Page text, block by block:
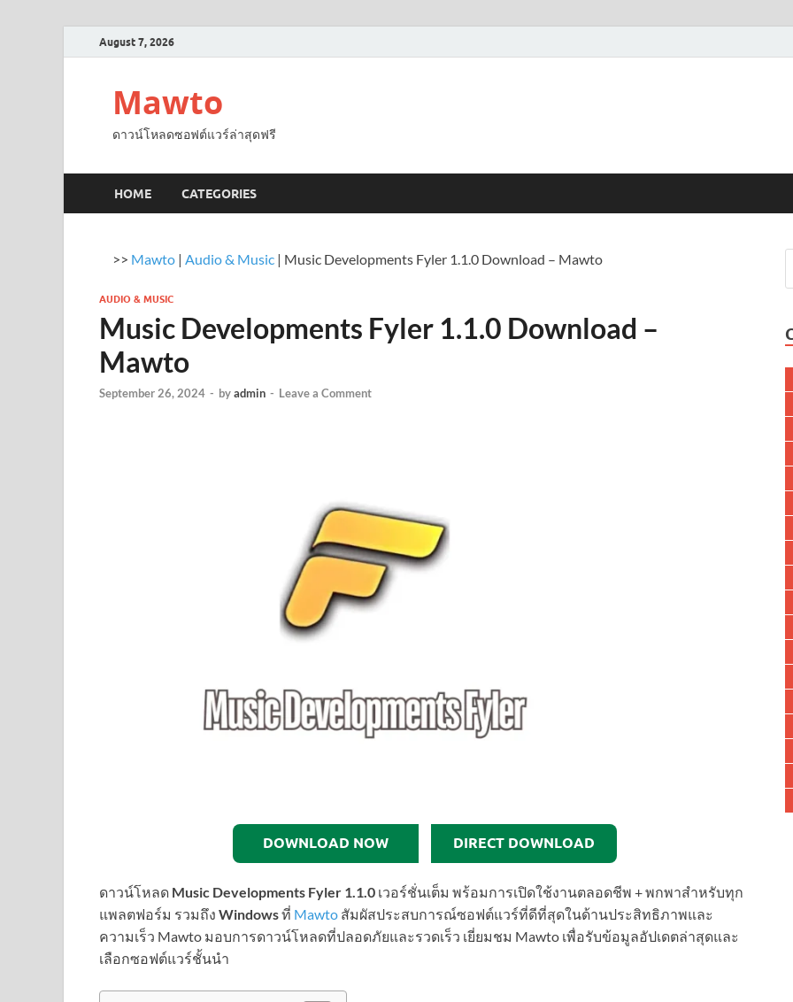
August 7, 2026
Mawto
ดาวน์โหลดซอฟต์แวร์ล่าสุดฟรี
HOME CATEGORIES
>> Mawto | Audio & Music | Music Developments Fyler 1.1.0 Download – Mawto
AUDIO & MUSIC
Music Developments Fyler 1.1.0 Download –
Mawto
September 26, 2024 - byadmin - Leave a Comment
DOWNLOAD NOW DIRECT DOWNLOAD
ดาวน์โหลด Music Developments Fyler 1.1.0 เวอร์ชั่นเต็ม พร้อมการเปิดใช้งานตลอดชีพ + พกพาสำหรับทุก
แพลตฟอร์ม รวมถึง Windowsที่ Mawto สัมผัสประสบการณ์ซอฟต์แวร์ที่ดีที่สุดในด้านประสิทธิภาพและ
ความเร็ว Mawto มอบการดาวน์โหลดที่ปลอดภัยและรวดเร็ว เยี่ยมชม Mawto เพื่อรับข้อมูลอัปเดตล่าสุดและ
เลือกซอฟต์แวร์ชั้นนำ